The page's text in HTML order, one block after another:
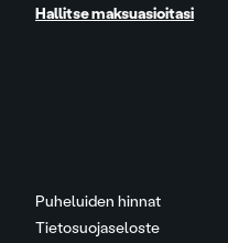
Puheluiden hinnat
Tietosuojaseloste
Hallitse maksuasioitasi